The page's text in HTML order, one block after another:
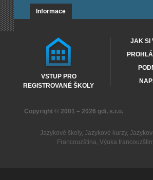
Informace
VSTUP PRO
REGISTROVANÉ ŠKOLY
JAK SI
Copyright © 2001 – 2026 gdi, s.r.o.
Jazykové školy, Jazykové kurzy,
Francouzština, Výuka